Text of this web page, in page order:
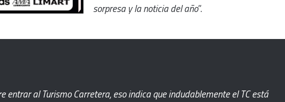
sorpresa y la noticia del año”.
entrar al Turismo Carretera, eso indica que indudablemente el TC está